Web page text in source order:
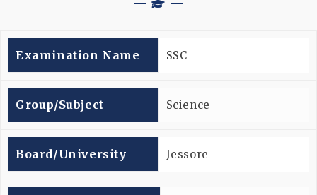
Examination Name SSC
Group/subject Science
Board/university Jessore